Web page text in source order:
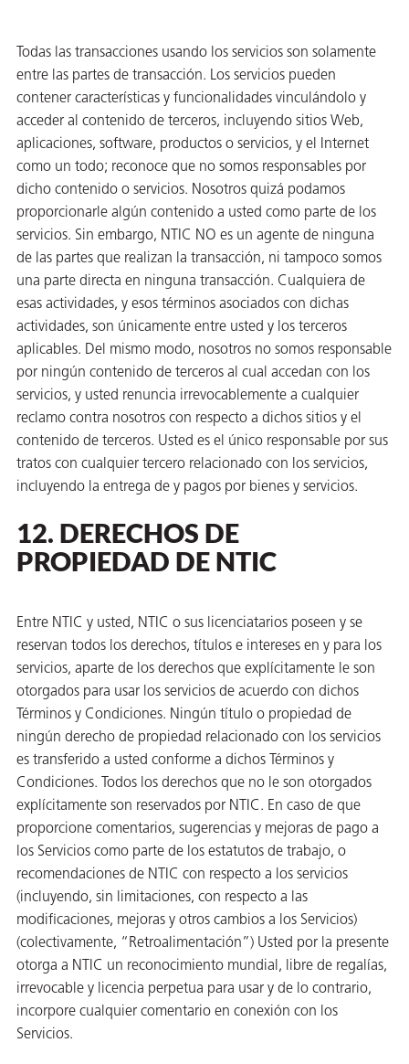
Todas las transacciones usando los servicios son solamente
entre las partes de transacción. Los servicios pueden
contener características y funcionalidades vinculándolo y
acceder al contenido de terceros, incluyendo sitios Web,
aplicaciones, software, productos o servicios, y el Internet
como un todo; reconoce que no somos responsables por
dicho contenido o servicios. Nosotros quizá podamos
proporcionarle algún contenido a usted como parte de los
servicios. Sin embargo, NTIC NO es un agente de ninguna
de las partes que realizan la transacción, ni tampoco somos
una parte directa en ninguna transacción. Cualquiera de
esas actividades, y esos términos asociados con dichas
actividades, son únicamente entre usted y los terceros
aplicables. Del mismo modo, nosotros no somos responsable
por ningún contenido de terceros al cual accedan con los
servicios, y usted renuncia irrevocablemente a cualquier
reclamo contra nosotros con respecto a dichos sitios y el
contenido de terceros. Usted es el único responsable por sus
tratos con cualquier tercero relacionado con los servicios,
incluyendo la entrega de y pagos por bienes y servicios.
12. DERECHOS DE
PROPIEDAD DE NTIC
Entre NTIC y usted, NTIC o sus licenciatarios poseen y se
reservan todos los derechos, títulos e intereses en y para los
servicios, aparte de los derechos que explícitamente le son
otorgados para usar los servicios de acuerdo con dichos
Términos y Condiciones. Ningún título o propiedad de
ningún derecho de propiedad relacionado con los servicios
es transferido a usted conforme a dichos Términos y
Condiciones. Todos los derechos que no le son otorgados
explícitamente son reservados por NTIC. En caso de que
proporcione comentarios, sugerencias y mejoras de pago a
los Servicios como parte de los estatutos de trabajo, o
recomendaciones de NTIC con respecto a los servicios
(incluyendo, sin limitaciones, con respecto a las
modificaciones, mejoras y otros cambios a los Servicios)
(colectivamente, “Retroalimentación”) Usted por la presente
otorga a NTIC un reconocimiento mundial, libre de regalías,
irrevocable y licencia perpetua para usar y de lo contrario,
incorpore cualquier comentario en conexión con los
Servicios.